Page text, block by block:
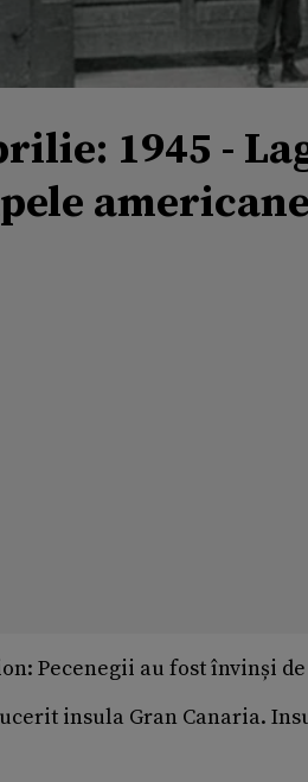
1945 -
americane
Pecenegii au fost învinși
insula Gran Canaria.